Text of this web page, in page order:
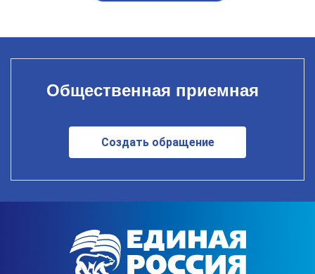
Общественная приемная
Создать обращение